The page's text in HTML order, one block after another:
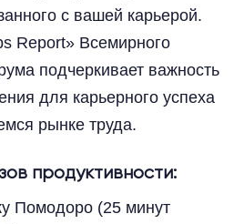
с вашей карьерой.
Report» Всемирного
подчеркивает важность
для карьерного успеха
рынке труда.
продуктивности:
Помодоро (25 минут